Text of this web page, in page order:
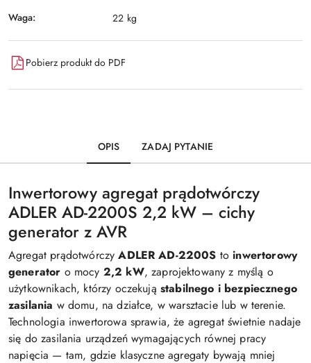
Waga: 22 kg
Pobierz produkt do PDF
OPIS ZADAJ PYTANIE
Inwertorowy agregat prądotwórczy
ADLER AD-2200S 2,2 kW – cichy
generator z AVR
Agregat prądotwórczyADLER AD-2200S toinwertorowy
generator o mocy 2,2 kW, zaprojektowany z myślą o
użytkownikach, którzy oczekują stabilnego i bezpiecznego
zasilania w domu, na działce, w warsztacie lub w terenie.
Technologia inwertorowa sprawia, że agregat świetnie nadaje
się do zasilania urządzeń wymagających równej pracy
napięcia — tam, gdzie klasyczne agregaty bywają mniej